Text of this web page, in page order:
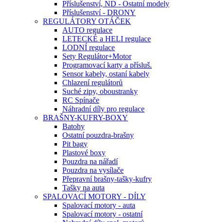
Příslušenství, ND - Ostatní modely
Příslušenství - DRONY
REGULÁTORY OTÁČEK
AUTO regulace
LETECKÉ a HELI regulace
LODNÍ regulace
Sety Regulátor+Motor
Programovací karty a přísluš.
Sensor kabely, ostaní kabely
Chlazení regulátorů
Suché zipy, oboustranky
RC Spínače
Náhradní díly pro regulace
BRAŠNY-KUFRY-BOXY
Batohy
Ostatní pouzdra-brašny
Pit bagy
Plastové boxy
Pouzdra na nářadí
Pouzdra na vysílače
Přepravní brašny-tašky-kufry
Tašky na auta
SPALOVACÍ MOTORY - DÍLY
Spalovací motory - auta
Spalovací motory - ostatní